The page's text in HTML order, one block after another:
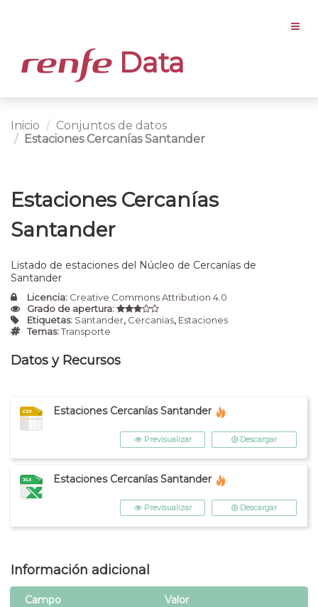
Data
Inicio
Conjuntos de datos
Estaciones Cercanías Santander
Estaciones Cercanías
Santander
Listado de estaciones del Núcleo de Cercanías de
Santander
Licencia: Creative Commons Attribution 4.0
Grado de apertura:
Etiquetas: Santander, Cercanias, Estaciones
Temas:Transporte
Datos y Recursos
Estaciones Cercanías Santander
Previsualizar Descargar
Estaciones Cercanías Santander
Previsualizar Descargar
Información adicional
Campo Valor